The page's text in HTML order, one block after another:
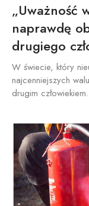
„Uważność
naprawdę
drugiego
W świecie, który
najcenniejszych
drugim człowiekiem.